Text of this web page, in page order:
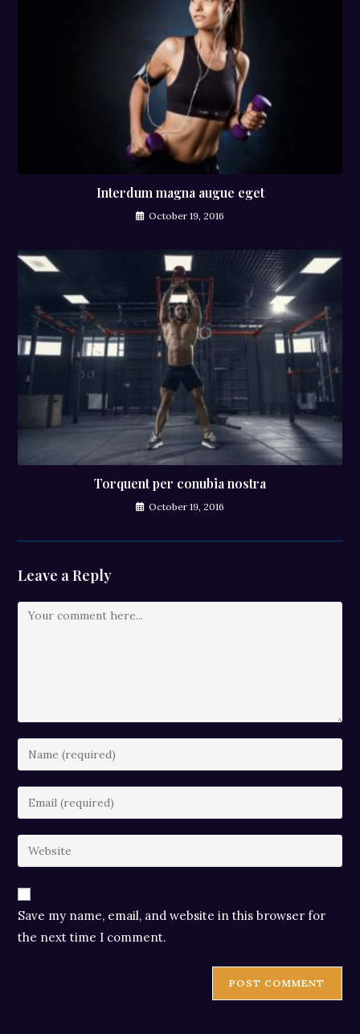
Interdum magna augue eget
October 19, 2016
Torquent per conubia nostra
October 19, 2016
Leave a Reply
Comment
Enter
your
name
or
to
comment
Enter
your
email
address
Enter
your
URL
(optional)
Save my name, email, and website in this browser for
the next time I comment.